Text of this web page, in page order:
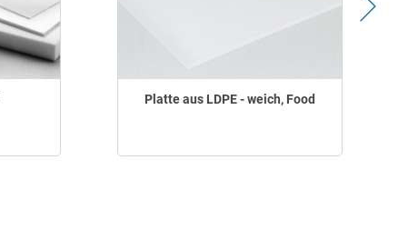
Platte aus LDPE - weich, Food